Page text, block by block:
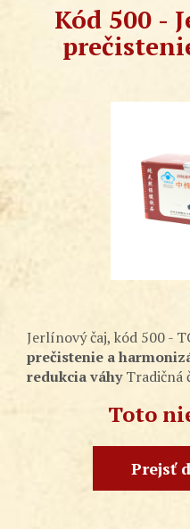
Kód 500 -
Jerlínový čaj, kód 500 -
prečistenie a
redukcia váhyTradičná
Toto
Prejsť